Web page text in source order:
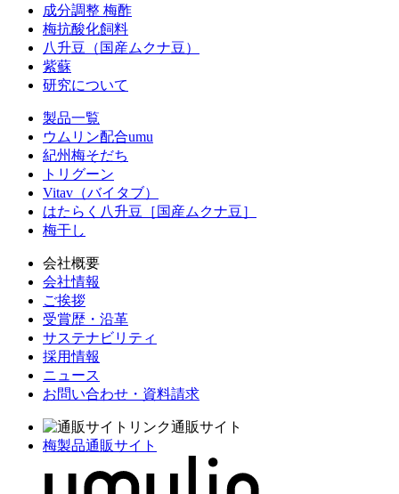
成分調整 梅酢
梅抗酸化飼料
八升豆（国産ムクナ豆）
紫蘇
研究について
製品一覧
ウムリン配合umu
紀州梅そだち
トリグーン
Vitav（バイタブ）
はたらく八升豆［国産ムクナ豆］
梅干し
会社概要
会社情報
ご挨拶
受賞歴・沿革
サステナビリティ
採用情報
ニュース
お問い合わせ・資料請求
通販サイト
梅製品通販サイト